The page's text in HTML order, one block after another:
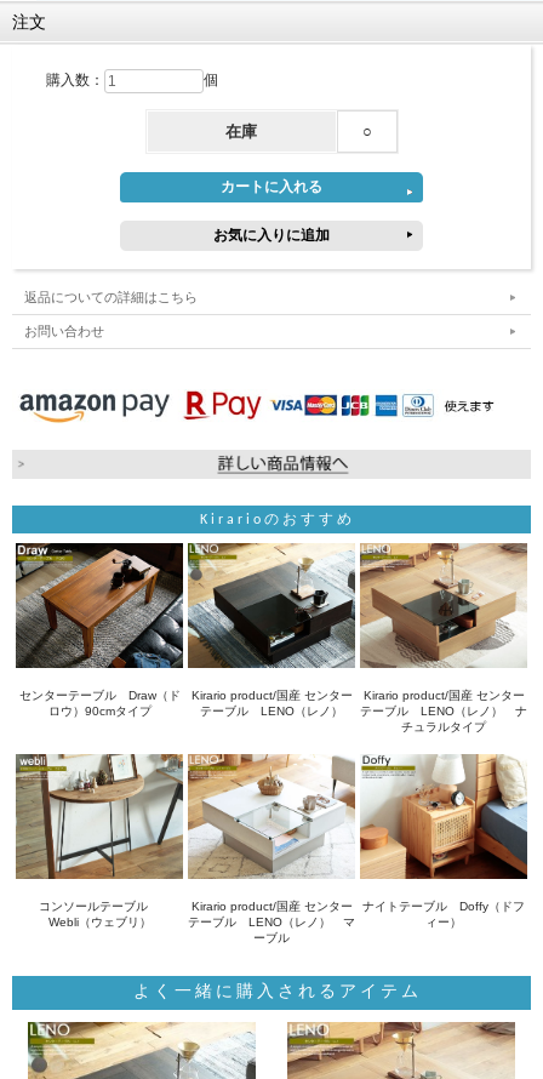
注文
購入数： 個
在庫 ○
返品についての詳細はこちら
お問い合わせ
Kirarioのおすすめ
センターテーブル Draw（ド
ロウ）90cmタイプ
Kirario product/国産 センター
テーブル LENO（レノ）
Kirario product/国産 センター
テーブル LENO（レノ） ナ
チュラルタイプ
コンソールテーブル
Webli（ウェブリ）
Kirario product/国産 センター
テーブル LENO（レノ） マ
ーブル
ナイトテーブル Doffy（ドフ
ィー）
よく一緒に購入されるアイテム